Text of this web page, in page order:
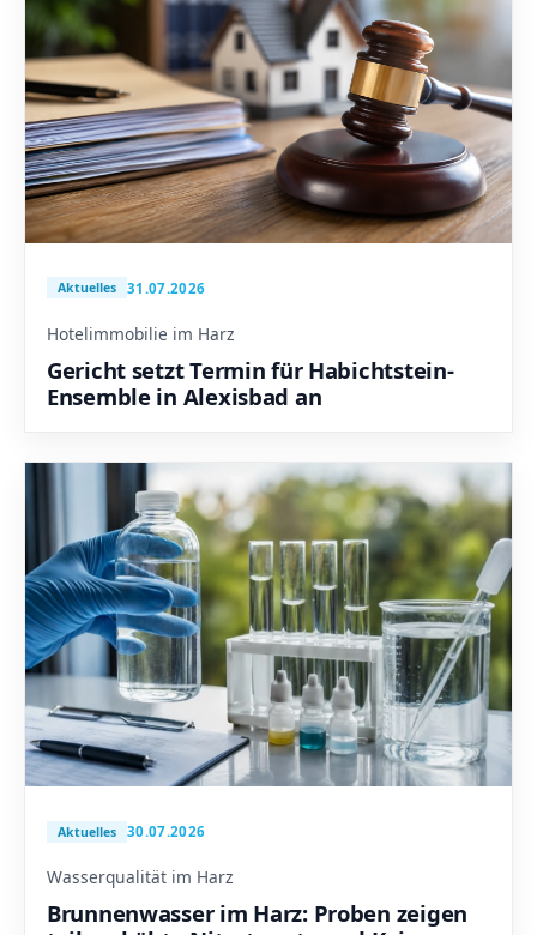
Aktuelles 31.07.2026
Hotelimmobilie im Harz
Gericht setzt Termin für Habichtstein-
Ensemble in Alexisbad an
Aktuelles 30.07.2026
Wasserqualität im Harz
Brunnenwasser im Harz: Proben zeigen